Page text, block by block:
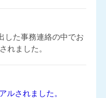
した事務連絡の中でお
れました。
ルされました。